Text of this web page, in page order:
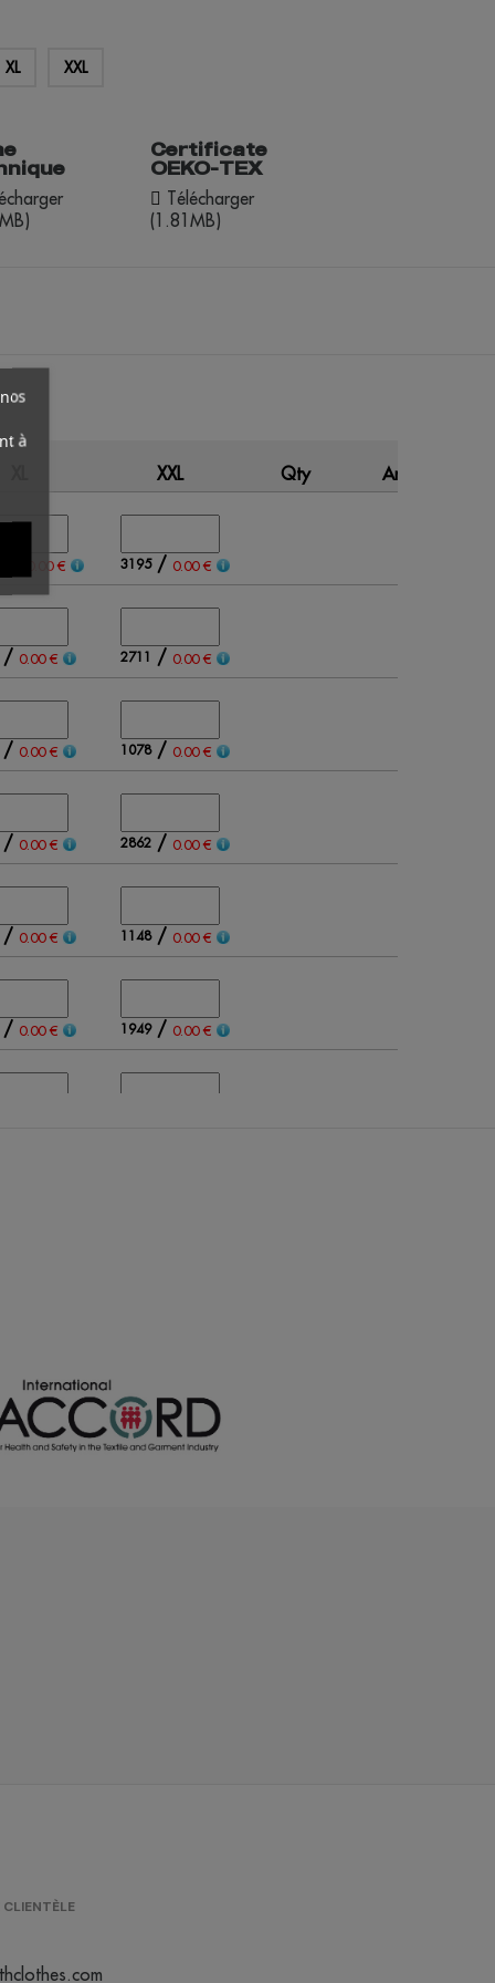
XL XXL
Certificate
OEKO-TEX
Télécharger
(1.81MB)
XXL Qty Amount
0.00 € 3195/ 0.00 €
/ 0.00 € 2711 / 0.00 €
/ 0.00 € 1078/ 0.00 €
/ 0.00 € 2862 / 0.00 €
/ 0.00 € 1148/ 0.00 €
0.00 € 1949/ 0.00 €
/ 0.00 € 2334 /0.00 €
à